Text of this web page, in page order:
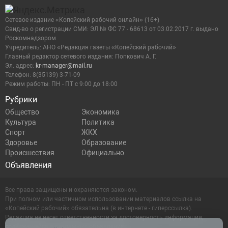
Рубрики
Общество
Экономика
Культура
Политика
Спорт
ЖКХ
Здоровье
Образование
Происшествия
Официально
Объявления
Сетевое издание «Копейский рабочий онлайн» (16+)
Cвид-во о регистрации СМИ: ЭЛ № ФС 77 - 68613 от 03.02.2017 г. выдано
Роскомнадзором
Учредитель: АНО «Редакция газеты «Копейский рабочий»
Главный редактор сетевого издания: Попкович А. Г.
Эл. адрес: kr-manager@mail.ru
Телефон: 8(35139) 3-71-09
Режим работы: ПН - ПТ с 9:00 до 18:00
Все права защищены и охраняются законом.
При полном или частичном использовании материалов ссылка на
«Копейский рабочий» обязательна (в интернете - гиперссылка).
Редакция не несет ответственности за достоверность информации,
содержащейся в рекламных объявлениях.